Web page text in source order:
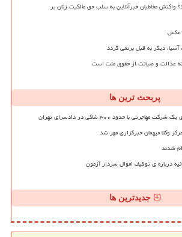
واکنش مخاطبان خبرآنلاین به سلب حق مالکیت زنان بر
عکس
دیگر به قبل برنمی گردد
عدالت و صیانت از حقوق ملت است
پربحث ترین ها
با حدود ۳۰۰ شاکی در دادسرای تهران
وکلا میهمان خبرگزاری مهر شد
شدند
درباره ی توقیف اموال سردار آزمون
جدیدترین ها